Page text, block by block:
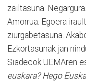
zailtasuna.
Amorrua. Egoera
ziurgabetasuna.
Ezkortasunak jan
Siadecok UEMAren
euskara? Hego